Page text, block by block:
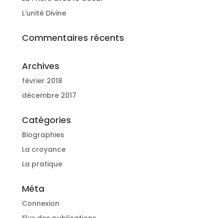
L’unité Divine
Commentaires récents
Archives
février 2018
décembre 2017
Catégories
Biographies
La croyance
La pratique
Méta
Connexion